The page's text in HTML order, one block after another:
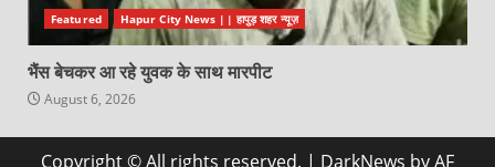
Featured Hapur City News || हापुड़ शहर न्यूज़
भैंस बेचकर आ रहे युवक के साथ मारपीट
August 6, 2026
Copyright © All rights reserved. | DarkNews by AF